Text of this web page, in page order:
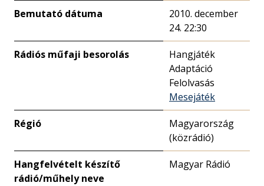
Bemutató dátuma
2010. december
24. 22:30
Rádiós műfaji besorolás
Hangjáték
Adaptáció
Felolvasás
Mesejáték
Régió
Magyarország
(közrádió)
Hangfelvételt készítő
rádió/műhely neve
Magyar Rádió